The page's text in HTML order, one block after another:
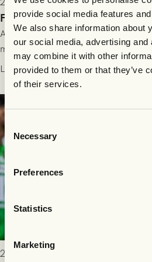
provide social media features
We also share information about
our social media, advertising
may combine it with other
provided to them or that they’ve
of their services.
Consent
Selection
Necessary
Preferences
Statistics
Marketing
FC Nordsjælland borta:
All information om hur du byter ditt
matchbiljett på plats i Danmark,
som står på reservlista eller fått
Läs mer
2026-07-26 21:00